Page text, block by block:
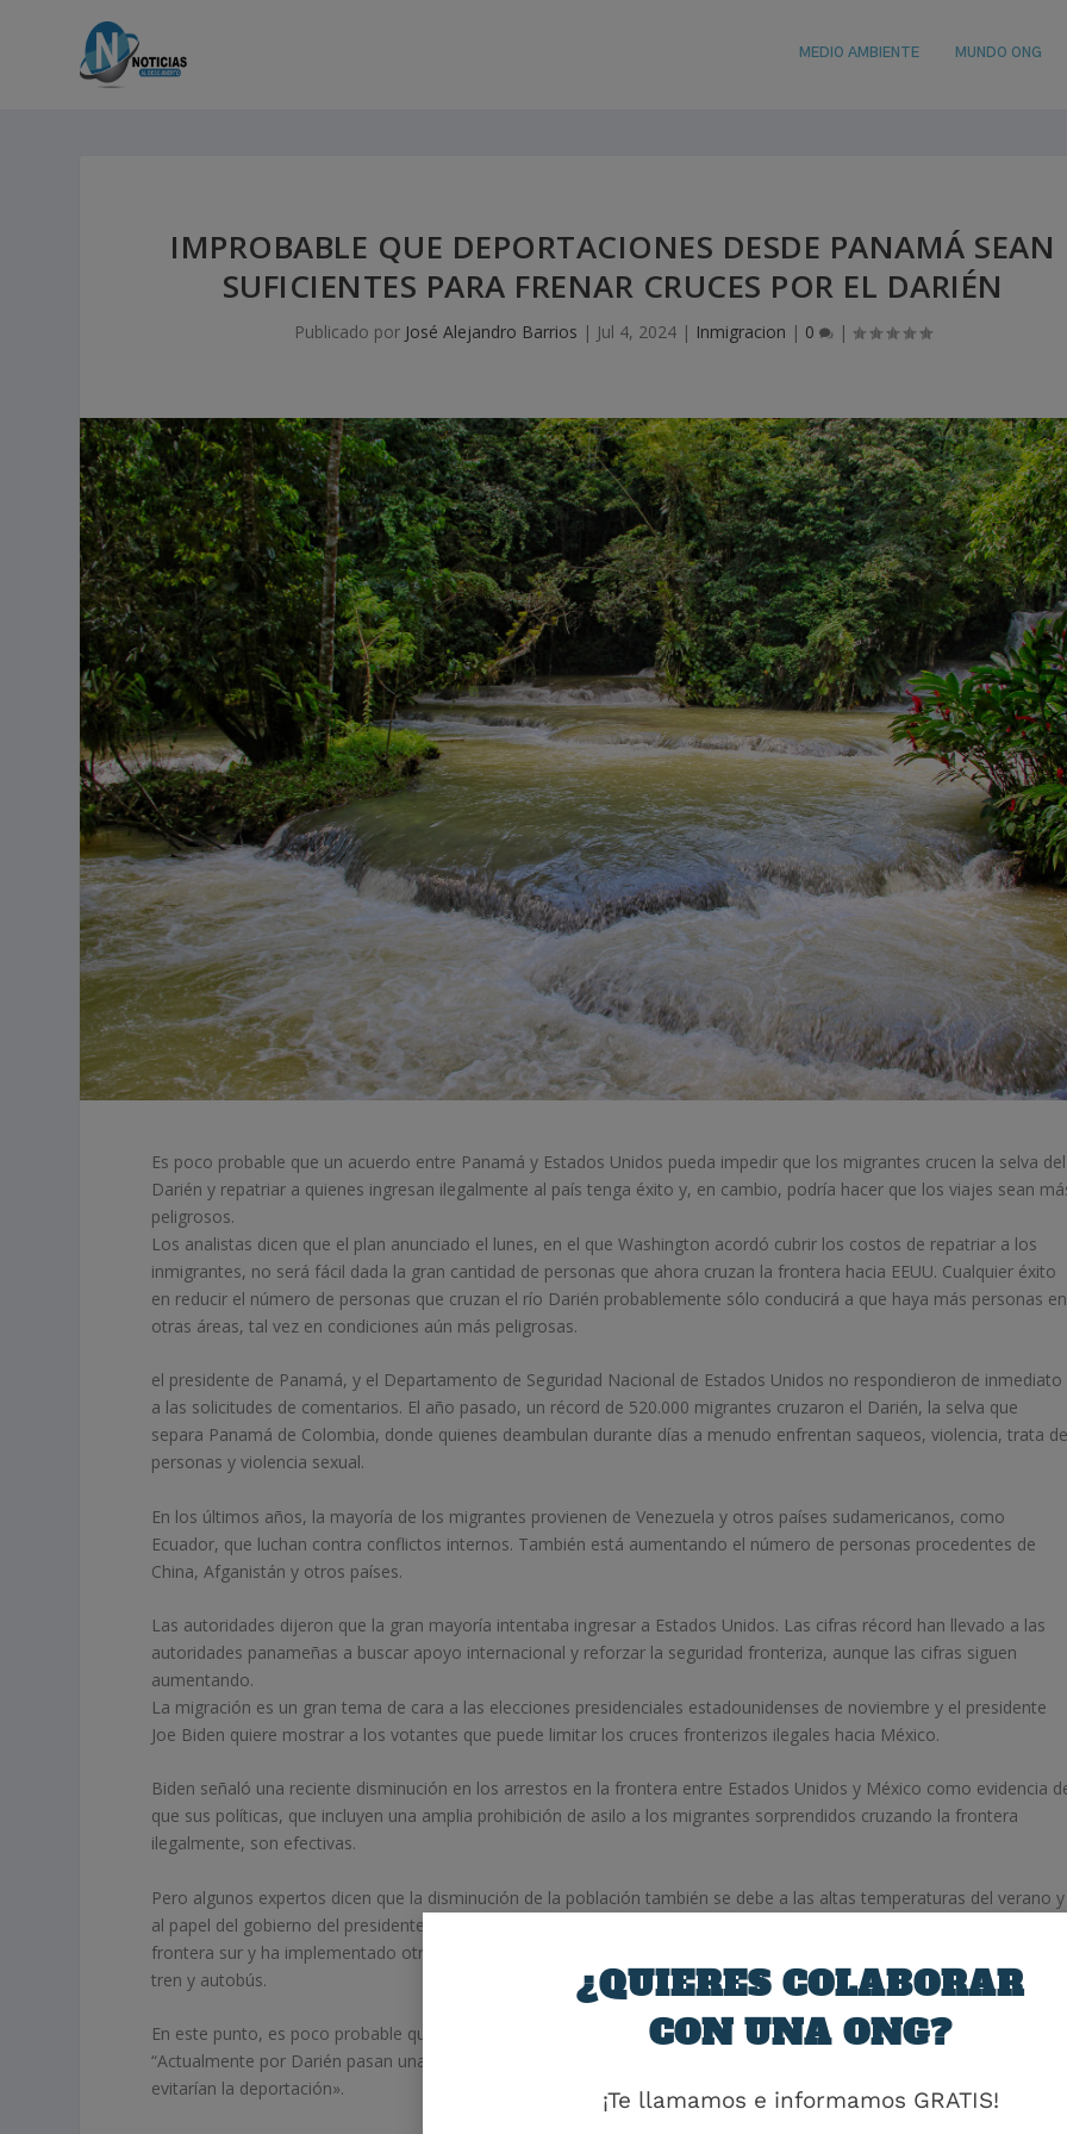
MEDIO AMBIENTE MUNDO ONG
IMPROBABLE QUE DEPORTACIONES DESDE PANAMÁ SEAN
SUFICIENTES PARA FRENAR CRUCES POR EL DARIÉN
Publicado por José Alejandro Barrios | Jul 4, 2024 | Inmigracion | 0 |
Es poco probable que un acuerdo entre Panamá y Estados Unidos pueda impedir que los migrantes crucen la selva del
Darién y repatriar a quienes ingresan ilegalmente al país tenga éxito y, en cambio, podría hacer que los viajes sean
peligrosos.
Los analistas dicen que el plan anunciado el lunes, en el que Washington acordó cubrir los costos de repatriar a los
inmigrantes, no será fácil dada la gran cantidad de personas que ahora cruzan la frontera hacia EEUU. Cualquier éxito
en reducir el número de personas que cruzan el río Darién probablemente sólo conducirá a que haya más personas en
otras áreas, tal vez en condiciones aún más peligrosas.
el presidente de Panamá, y el Departamento de Seguridad Nacional de Estados Unidos no respondieron de inmediato
a las solicitudes de comentarios. El año pasado, un récord de 520.000 migrantes cruzaron el Darién, la selva que
separa Panamá de Colombia, donde quienes deambulan durante días a menudo enfrentan saqueos, violencia, trata
personas y violencia sexual.
En los últimos años, la mayoría de los migrantes provienen de Venezuela y otros países sudamericanos, como
Ecuador, que luchan contra conflictos internos. También está aumentando el número de personas procedentes de
China, Afganistán y otros países.
Las autoridades dijeron que la gran mayoría intentaba ingresar a Estados Unidos. Las cifras récord han llevado a las
autoridades panameñas a buscar apoyo internacional y reforzar la seguridad fronteriza, aunque las cifras siguen
aumentando.
La migración es un gran tema de cara a las elecciones presidenciales estadounidenses de noviembre y el presidente
Joe Biden quiere mostrar a los votantes que puede limitar los cruces fronterizos ilegales hacia México.
Biden señaló una reciente disminución en los arrestos en la frontera entre Estados Unidos y México como evidencia
que sus políticas, que incluyen una amplia prohibición de asilo a los migrantes sorprendidos cruzando la frontera
ilegalmente, son efectivas.
Pero algunos expertos dicen que la disminución de la población también se debe a las altas temperaturas del verano y
al papel del gobierno del presidente mexicano Andrés Manuel López Obrador, que ha aumentado las expulsiones en la
frontera sur y ha implementado otras medidas para contrarrestar eso. impedir que los inmigrantes crucen el país en
tren y autobús.
En este punto, es poco probable que Panamá organice suficientes vuelos de repatriación para marcar la diferencia.
“Actualmente por Darién pasan unas 1.000 personas cada día. significaría que entre el 85 y el 90% de los inmigrantes
evitarían la deportación».
¿QUIERES COLABORAR
CON UNA ONG?
¡Te llamamos e informamos GRATIS!